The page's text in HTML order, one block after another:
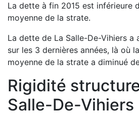
La dette à fin 2015 est inférieure
moyenne de la strate.
La dette de La Salle-De-Vihiers a
sur les 3 dernières années, là où
moyenne de la strate a diminué
Rigidité
Salle-De-Vihiers